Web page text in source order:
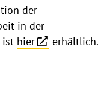
der
in der
ist hier erhältlich.